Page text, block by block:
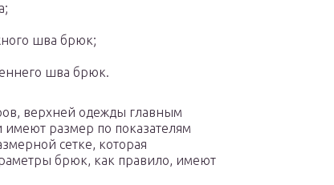
шва брюк;
шва брюк.
верхней одежды главным
имеют размер по показателям
сетке, которая
брюк, как правило, имеют